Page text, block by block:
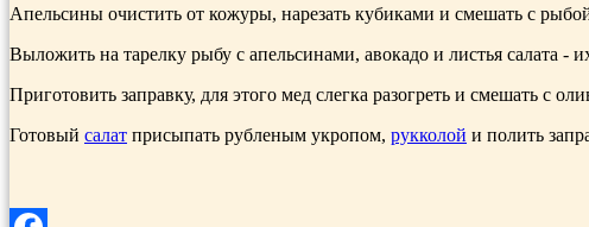
Апельсины очистить от ко­журы, нарезать кубиками и смешать с
Выложить на тарелку рыбу с апельсинами, авокадо и листья салата -
Приготовить заправку, для этого мед слегка разогреть и смешать с
Готовый салат присыпать рубленым укропом, рукколой и полить